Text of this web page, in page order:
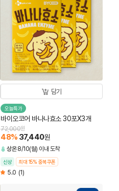
담기
오늘특가
바이오코어 바나나효소 30포X3개
72,000원
48% 37,440원
상온 8/10(월) 이내 도착
신상 최대 15% 중복쿠폰
5.0 (1)